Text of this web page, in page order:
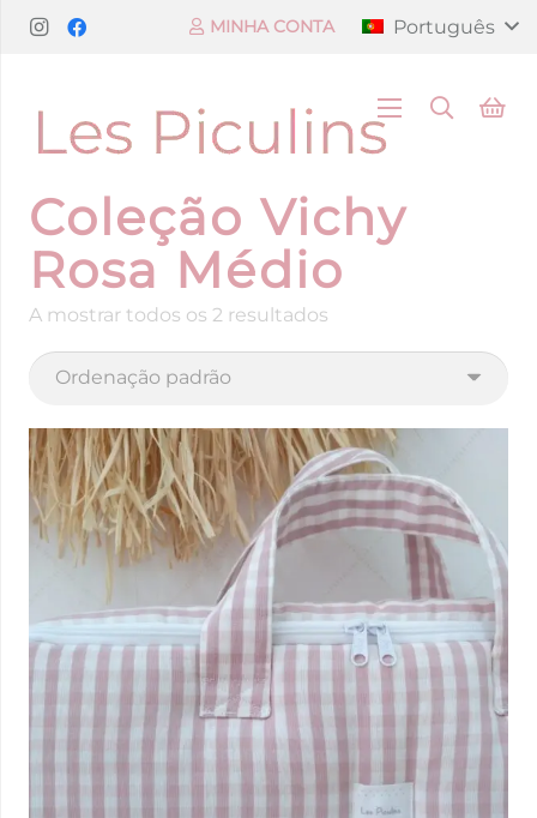
MINHA CONTA Português
Coleção Vichy
Rosa Médio
A mostrar todos os 2 resultados